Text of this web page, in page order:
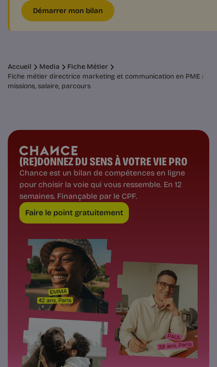
Démarrer mon bilan
Accueil Media
Fiche Métier
Fiche métier directrice marketing et communication en PME :
missions, salaire, parcours
(RE)DONNEZ DU SENS À VOTRE VIE PRO
Chance est un bilan de compétences en ligne
pour choisir la voie qui vous ressemble. En 12
semaines. Finançable par le CPF.
Faire le point gratuitement